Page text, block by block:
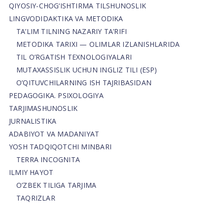
QIYOSIY-CHOG‘ISHTIRMA TILSHUNOSLIK
LINGVODIDAKTIKA VA METODIKA
TA’LIM TILNING NAZARIY TA’RIFI
METODIKA TARIXI — OLIMLAR IZLANISHLARIDA
TIL O’RGATISH TEXNOLOGIYALARI
MUTAXASSISLIK UCHUN INGLIZ TILI (ESP)
O’QITUVCHILARNING ISH TAJRIBASIDAN
PEDAGOGIKA. PSIXOLOGIYA
TARJIMASHUNOSLIK
JURNALISTIKA
ADABIYOT VA MADANIYAT
YOSH TADQIQOTCHI MINBARI
TERRA INCOGNITA
ILMIY HAYOT
O’ZBEK TILIGA TARJIMA
TAQRIZLAR